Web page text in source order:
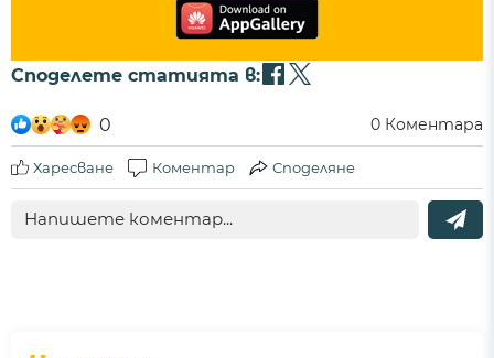
Споделете статията в:
0 0 Коментара
Харесване Коментар Споделяне